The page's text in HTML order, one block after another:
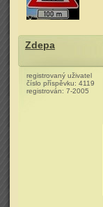
Zdepa
registrovaný uživatel
číslo příspěvku: 4119
registrován: 7-2005